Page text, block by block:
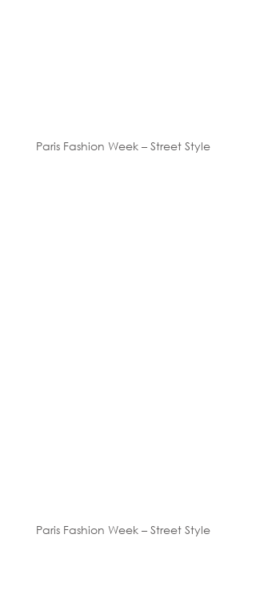
Paris Fashion Week – Street Style
Paris Fashion Week – Street Style